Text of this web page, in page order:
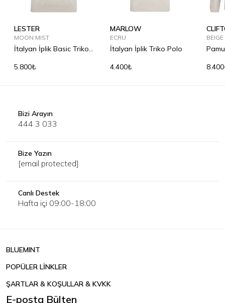
LESTER
MOON MIST
İtalyan İplik Basic Triko
5.800₺
MARLOW
ECRU
İtalyan İplik Triko Polo
4.400₺
BEIGE
Bizi Arayın
444 3 033
Bize Yazın
[email protected]
Canlı Destek
Hafta içi 09:00-18:00
BLUEMINT
POPÜLER LİNKLER
ŞARTLAR & KOŞULLAR & KVKK
E-posta Bülten